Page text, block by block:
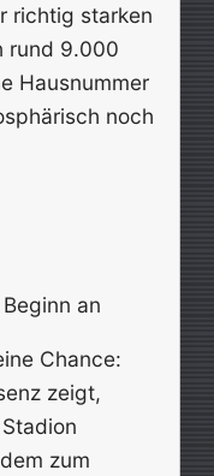
richtig starken
rund 9.000
Hausnummer
noch
an
Chance:
zeigt,
zum